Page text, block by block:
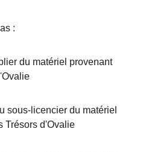
:
du matériel provenant
sous-licencier du matériel
Trésors d'Ovalie